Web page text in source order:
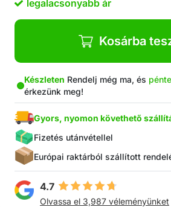
kaphatóak
Eredeti ajándékötlet
Tökéletes választás nők és
A csomag tartalma: 4 db.
legalacsonyabb ár
Kosárba
Készleten Rendelj még ma, és
érkezünk meg!
Gyors, nyomon követhető
Fizetés utánvétellel
Európai raktárból szállított
4.7
Olvassa el 3,987 véleményünket